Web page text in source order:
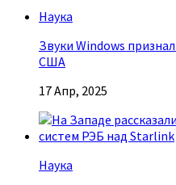
Наука
Звуки Windows
США
17 Апр, 2025
Наука